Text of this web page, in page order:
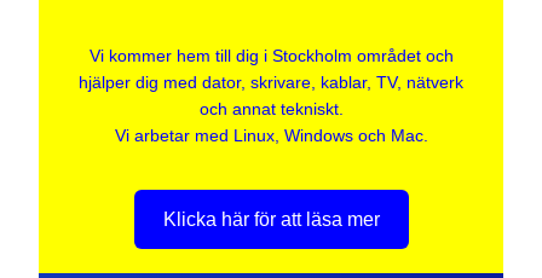
Vi kommer hem till dig i Stockholm området och
hjälper dig med dator, skrivare, kablar, TV, nätverk
och annat tekniskt.
Vi arbetar med Linux, Windows och Mac.
Klicka här för att läsa mer